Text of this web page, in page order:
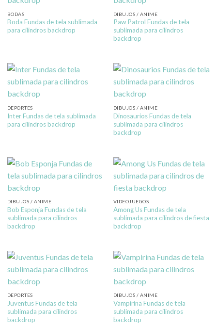
BODAS
Boda Fundas de tela sublimada
para cilindros backdrop
DIBUJOS / ANIME
Paw Patrol Fundas de tela
sublimada para cilindros
backdrop
DEPORTES
Inter Fundas de tela sublimada
para cilindros backdrop
DIBUJOS / ANIME
Dinosaurios Fundas de tela
sublimada para cilindros
backdrop
DIBUJOS / ANIME
Bob Esponja Fundas de tela
sublimada para cilindros
backdrop
VIDEOJUEGOS
Among Us Fundas de tela
sublimada para cilindros de fiesta
backdrop
DEPORTES
Juventus Fundas de tela
sublimada para cilindros
backdrop
DIBUJOS / ANIME
Vampirina Fundas de tela
sublimada para cilindros
backdrop